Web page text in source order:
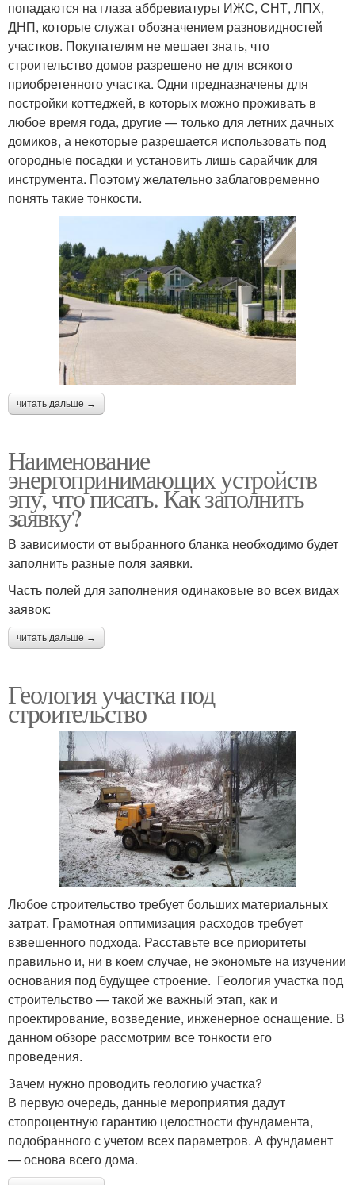
попадаются на глаза аббревиатуры ИЖС, СНТ, ЛПХ,
ДНП, которые служат обозначением разновидностей
участков. Покупателям не мешает знать, что
строительство домов разрешено не для всякого
приобретенного участка. Одни предназначены для
постройки коттеджей, в которых можно проживать в
любое время года, другие — только для летних дачных
домиков, а некоторые разрешается использовать под
огородные посадки и установить лишь сарайчик для
инструмента. Поэтому желательно заблаговременно
понять такие тонкости.
читать дальше →
Наименование
энергопринимающих устройств
эпу, что писать. Как заполнить
заявку?
В зависимости от выбранного бланка необходимо будет
заполнить разные поля заявки.
Часть полей для заполнения одинаковые во всех видах
заявок:
читать дальше →
Геология участка под
строительство
Любое строительство требует больших материальных
затрат. Грамотная оптимизация расходов требует
взвешенного подхода. Расставьте все приоритеты
правильно и, ни в коем случае, не экономьте на изучении
основания под будущее строение. Геология участка под
строительство — такой же важный этап, как и
проектирование, возведение, инженерное оснащение. В
данном обзоре рассмотрим все тонкости его
проведения.
Зачем нужно проводить геологию участка?
В первую очередь, данные мероприятия дадут
стопроцентную гарантию целостности фундамента,
подобранного с учетом всех параметров. А фундамент
— основа всего дома.